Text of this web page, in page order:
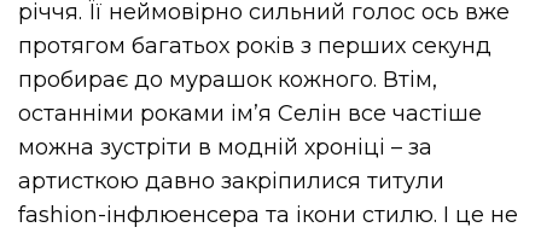
річчя. Її неймовірно сильний голос ось вже
протягом багатьох років з перших секунд
пробирає до мурашок кожного. Втім,
останніми роками ім’я Селін все частіше
можна зустріти в модній хроніці – за
артисткою давно закріпилися титули
fashion-інфлюенсера та ікони стилю. І це не